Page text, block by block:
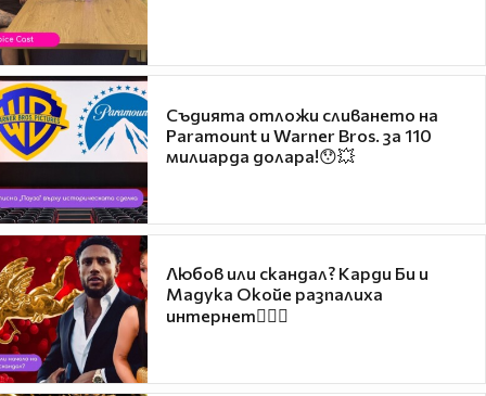
Съдията отложи сливането на
Paramount и Warner Bros. за 110
милиарда долара!😯💥
Любов или скандал? Карди Би и
Мадука Окойе разпалиха
интернет❤️‍🔥🔥